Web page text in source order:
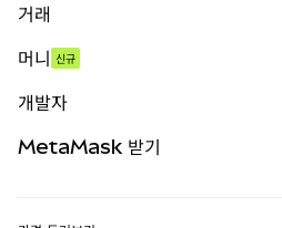
거래
무기한 선물
실물자산
머니 신규
개발자
MetaMask 받기